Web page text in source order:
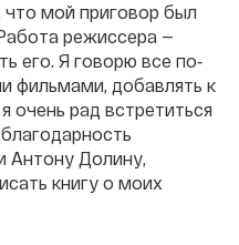
что мой приговор был
режиссера —
его. Я говорю все по‐
фильмами, добавлять к
очень рад встретиться
Антону Долину,
книгу о моих